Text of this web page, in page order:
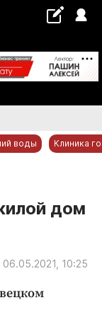
воды Клиника
дом
06.05.2021, 10:25